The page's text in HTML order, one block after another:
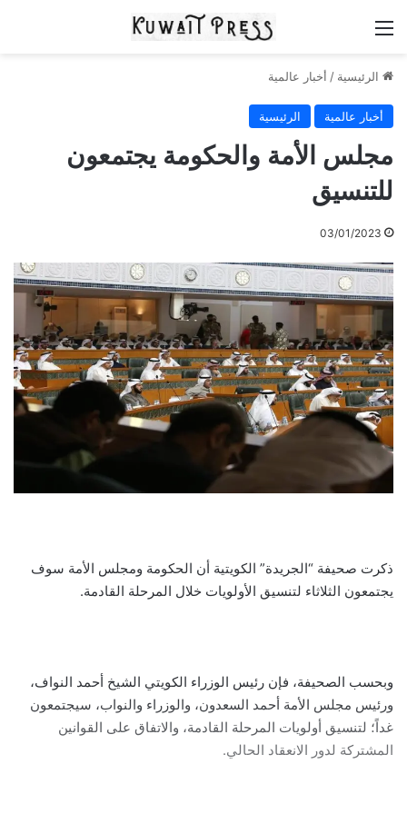
الرئيسية / أخبار عالمية
أخبار عالمية الرئيسية
مجلس الأمة والحكومة يجتمعون
للتنسيق
03/01/2023
ذكرت صحيفة “الجريدة” الكويتية أن الحكومة ومجلس الأمة سوف
يجتمعون الثلاثاء لتنسيق الأولويات خلال المرحلة القادمة.
وبحسب الصحيفة، فإن رئيس الوزراء الكويتي الشيخ أحمد النواف،
ورئيس مجلس الأمة أحمد السعدون، والوزراء والنواب، سيجتمعون
غداً؛ لتنسيق أولويات المرحلة القادمة، والاتفاق على القوانين
المشتركة لدور الانعقاد الحالي.